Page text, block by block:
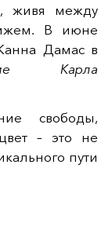
, живя между
В июне
Дамас в
Карла
свободы,
– это не
пути